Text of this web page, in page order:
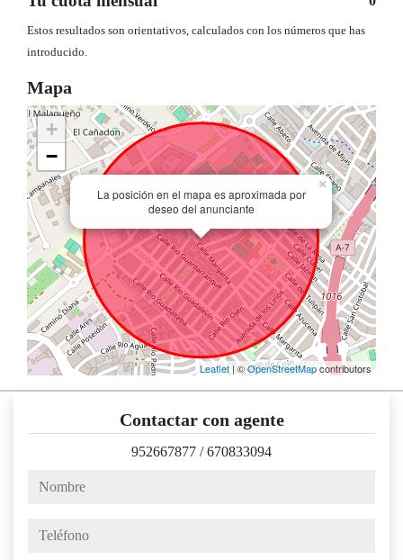
Estos resultados son orientativos, calculados con los números que has
introducido.
Mapa
La posición en el mapa es aproximada por
deseo del anunciante
×
+
−
Leaflet| ©OpenStreetMapcontributors
Contactar con agente
952667877 /670833094
nombre
teléfono